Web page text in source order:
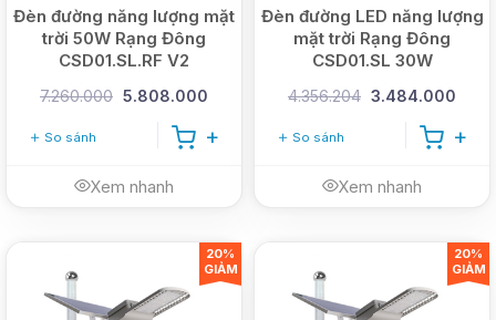
Đèn đường năng lượng mặt
trời 50W Rạng Đông
CSD01.SL.RF V2
7.260.000 5.808.000
So sánh
Xem nhanh
Đèn đường LED năng lượng
mặt trời Rạng Đông
CSD01.SL 30W
4.356.204 3.484.000
So sánh
Xem nhanh
20%
GIẢM
20%
GIẢM